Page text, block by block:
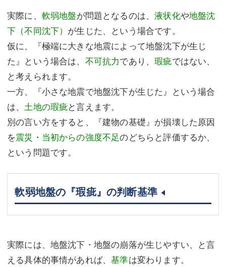
実際に、 軟弱地盤が問題となるのは、液状化や地盤沈
下（不同沈下） が生じた、という場合です。
仮に、『極端に大きな地震によって地盤沈下が生じ
た』という場合は、 不可抗力であり、瑕疵ではない、
と考えられます。
一方、『小さな地震で地盤沈下が生じた』という場合
は、土地の瑕疵と言えます。
別の言い方をすると、『建物の基礎』が損壊した原因
を震災 ・ 当初からの強度不足のどちらと評価するか、
という問題です。
軟弱地盤の『瑕疵』の判断基準
実際には、地盤沈下・地盤の崩落が生じやすい、と言
える具体的事情があれば、基準は変わります。